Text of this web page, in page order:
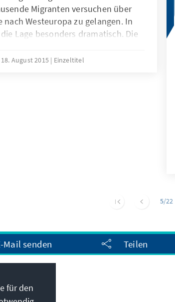
Migranten versuchen über
nach Westeuropa zu gelangen. In
Lage besonders dramatisch. Die
Mazedonien nach Serbien bis
18. August 2015 Einzeltitel
5/22
Mail senden Teilen
für den